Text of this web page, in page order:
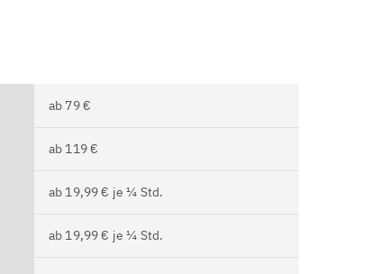
ab 79 €
ab 119 €
ab 19,99 € je ¼ Std.
ab 19,99 € je ¼ Std.